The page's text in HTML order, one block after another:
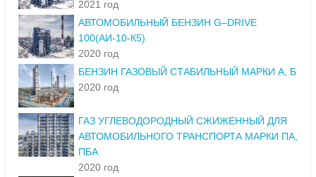
2021 год
АВТОМОБИЛЬНЫЙ БЕНЗИН G–DRIVE
100(АИ-10-К5)
2020 год
БЕНЗИН ГАЗОВЫЙ СТАБИЛЬНЫЙ МАРКИ А, Б
2020 год
ГАЗ УГЛЕВОДОРОДНЫЙ СЖИЖЕННЫЙ ДЛЯ
АВТОМОБИЛЬНОГО ТРАНСПОРТА МАРКИ ПА,
ПБА
2020 год